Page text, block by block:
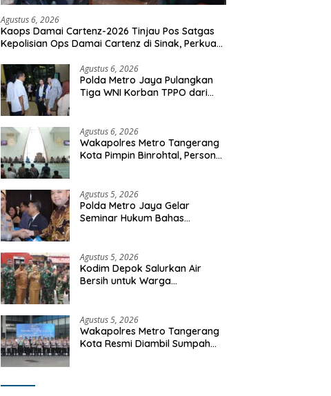
Agustus 6, 2026
Kaops Damai Cartenz-2026 Tinjau Pos Satgas
Kepolisian Ops Damai Cartenz di Sinak, Perkuat
Agustus 6, 2026
Polda Metro Jaya Pulangkan
Tiga WNI Korban TPPO dari
Agustus 6, 2026
Wakapolres Metro Tangerang
Kota Pimpin Binrohtal, Personel
Agustus 5, 2026
Polda Metro Jaya Gelar
Seminar Hukum Bahas
Agustus 5, 2026
Kodim Depok Salurkan Air
Bersih untuk Warga
Agustus 5, 2026
Wakapolres Metro Tangerang
Kota Resmi Diambil Sumpah